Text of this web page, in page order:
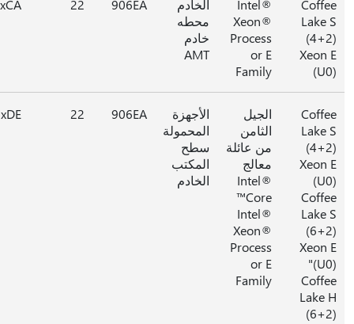
Intel®
Xeon®
Process
Family
الخادم
محطه
خادم
906EA
0xCA
الجيل
الثامن
من عائلة
معالج
Intel®
Intel®
Xeon®
Process
Family
الأجهزة
المحمولة
سطح
المكتب
الخادم
906EA
0xDE